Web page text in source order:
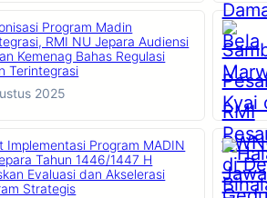
Program Madin
RMI NU Jepara Audiensi
Kemenag Bahas Regulasi
Terintegrasi
2025
Implementasi Program MADIN
Tahun 1446/1447 H
Evaluasi dan Akselerasi
Strategis